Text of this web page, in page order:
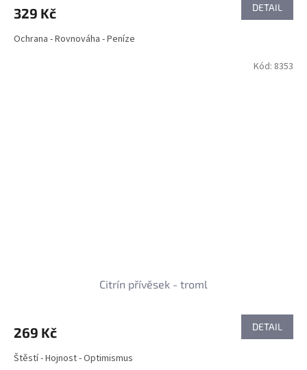
329 Kč DETAIL
Ochrana - Rovnováha - Peníze
Citrín přívěsek - troml
269 Kč DETAIL
Štěstí - Hojnost - Optimismus
Kód: 8353